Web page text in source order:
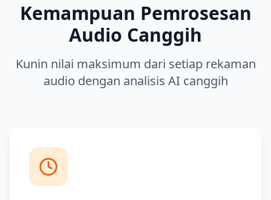
Kemampuan Pemrosesan
Audio Canggih
Kunin nilai maksimum dari setiap rekaman
audio dengan analisis AI canggih